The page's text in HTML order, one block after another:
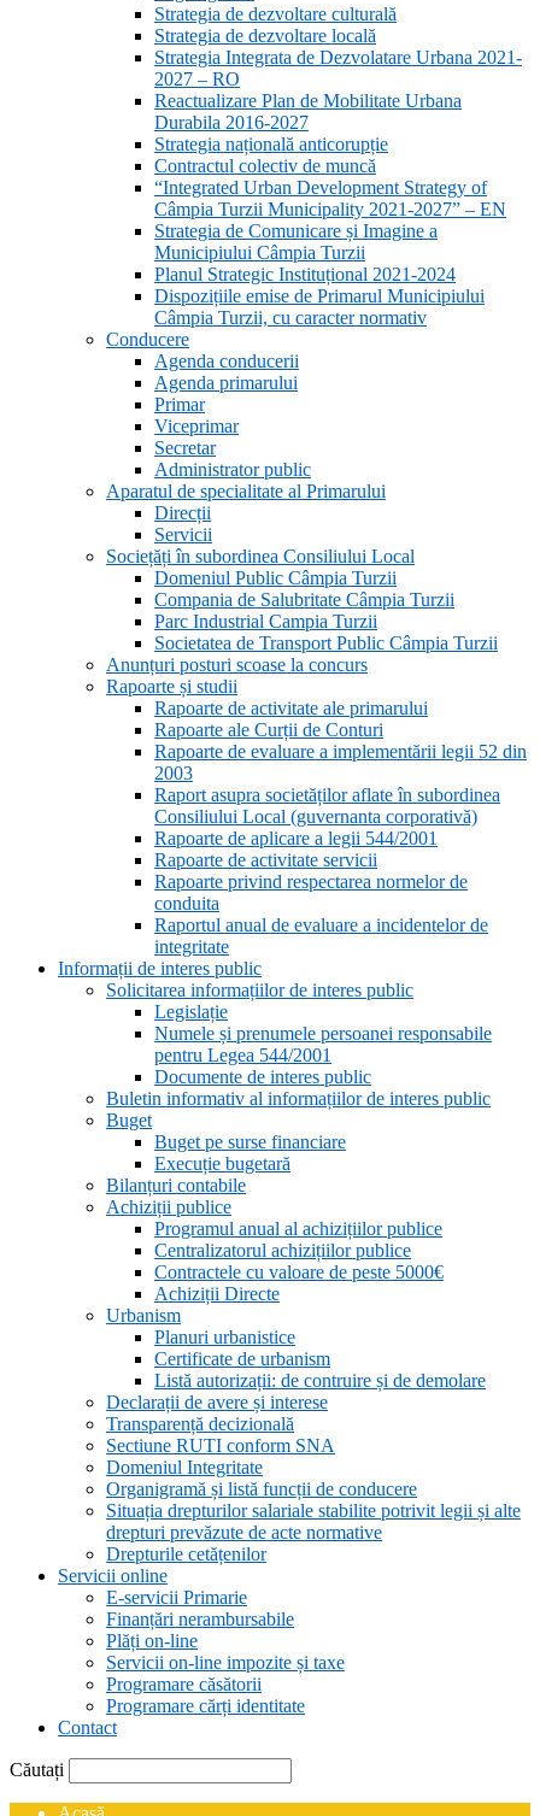
Strategia de dezvoltare culturală
Strategia de dezvoltare locală
Strategia Integrata de Dezvolatare Urbana 2021-
2027 – RO
Reactualizare Plan de Mobilitate Urbana
Durabila 2016-2027
Strategia națională anticorupție
Contractul colectiv de muncă
“Integrated Urban Development Strategy of
Câmpia Turzii Municipality 2021-2027” – EN
Strategia de Comunicare și Imagine a
Municipiului Câmpia Turzii
Planul Strategic Instituțional 2021-2024
Dispozițiile emise de Primarul Municipiului
Câmpia Turzii, cu caracter normativ
Conducere
Agenda conducerii
Agenda primarului
Primar
Viceprimar
Secretar
Administrator public
Aparatul de specialitate al Primarului
Direcții
Servicii
Sociețăți în subordinea Consiliului Local
Domeniul Public Câmpia Turzii
Compania de Salubritate Câmpia Turzii
Parc Industrial Campia Turzii
Societatea de Transport Public Câmpia Turzii
Anunțuri posturi scoase la concurs
Rapoarte și studii
Rapoarte de activitate ale primarului
Rapoarte ale Curții de Conturi
Rapoarte de evaluare a implementării legii 52 din
2003
Raport asupra societăților aflate în subordinea
Consiliului Local (guvernanta corporativă)
Rapoarte de aplicare a legii 544/2001
Rapoarte de activitate servicii
Rapoarte privind respectarea normelor de
conduita
Raportul anual de evaluare a incidentelor de
integritate
Informații de interes public
Solicitarea informațiilor de interes public
Legislație
Numele și prenumele persoanei responsabile
pentru Legea 544/2001
Documente de interes public
Buletin informativ al informațiilor de interes public
Buget
Buget pe surse financiare
Execuție bugetară
Bilanțuri contabile
Achiziții publice
Programul anual al achizițiilor publice
Centralizatorul achizițiilor publice
Contractele cu valoare de peste 5000€
Achiziții Directe
Urbanism
Planuri urbanistice
Certificate de urbanism
Listă autorizații: de contruire și de demolare
Declarații de avere și interese
Transparență decizională
Sectiune RUTI conform SNA
Domeniul Integritate
Organigramă și listă funcții de conducere
Situația drepturilor salariale stabilite potrivit legii și alte
drepturi prevăzute de acte normative
Drepturile cetățenilor
Servicii online
E-servicii Primarie
Finanțări nerambursabile
Plăți on-line
Servicii on-line impozite și taxe
Programare căsătorii
Programare cărți identitate
Contact
Căutați